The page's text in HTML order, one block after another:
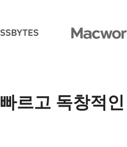
빠르고 독창적